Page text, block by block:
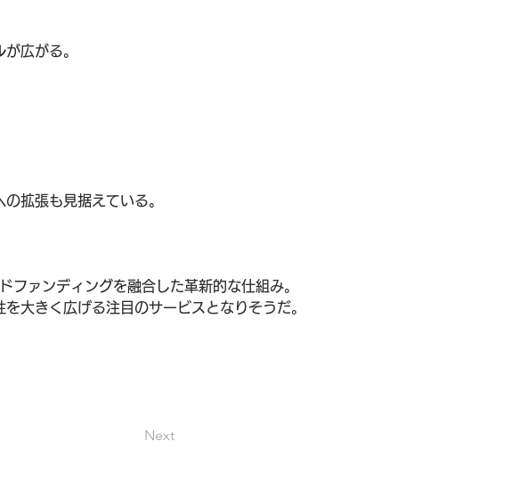
が広がる。
拡張も見据えている。
ファンディングを融合した革新的な仕組み。
大きく広げる注目のサービスとなりそうだ。
Next